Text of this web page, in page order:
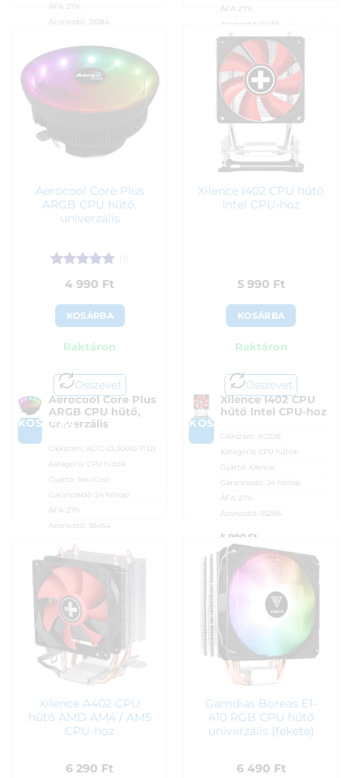
ÁFA: 27%
Azonosító: 31084
4 390Ft
ÁFA: 27%
Azonosító: 16056
4 590
Aerocool Core Plus
ARGB CPU hűtő,
univerzális
Értékelés:5
/ 54 990 Ft
KOSÁRBA
Raktáron
Összevet
KOSÁRBA
Aerocool Core Plus
ARGB CPU hűtő,
univerzális
Cikkszám: ACTC-CL30010.71 (2)
Kategória: CPU hűtők
Gyártó: AeroCool
Garanciaidő:
24 hónap
ÁFA:
27%
Azonosító:
36454
4 990Ft
Xilence I402 CPU hűtő
Intel CPU-hoz
5 990 Ft
KOSÁRBA
Raktáron
Összevet
KOSÁRBA
Xilence I402 CPU
hűtő Intel CPU-hoz
Cikkszám: XC026
Kategória: CPU hűtők
Gyártó: Xilence
Garanciaidő:
24 hónap
ÁFA:
27%
Azonosító: 55286
5 990 Ft
Xilence A402 CPU
hűtő AMD AM4 / AM5
CPU-hoz
6 290 Ft
Gamdias Boreas E1-
410 RGB CPU hűtő
univerzális (fekete)
6 490 Ft